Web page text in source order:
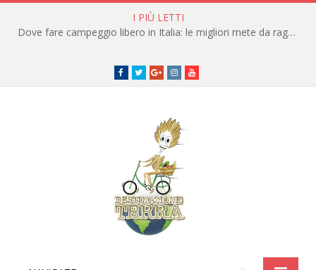
I PIÙ LETTI
Cosa vedere sull’Isola di Pianosa per un’estate alternativa
Facebook
TwitterGoogle+instagramyoutube